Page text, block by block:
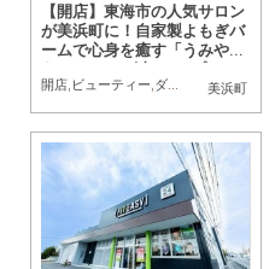
美浜町
【開店】東海市の人気サロン
が美浜町に！自家製よもぎバ
ームで心身を癒す「うみやま
あいだ」4/4(土)オープン
開店 ビューティー ダイエット ,専門店